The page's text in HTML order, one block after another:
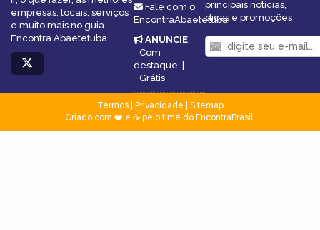
empresas, locais, serviços
e muito mais no guia
Encontra Abaetetuba.
Fale com o
EncontraAbaetetuba
ANUNCIE:
Com
destaque |
Grátis
principais notícias,
dicas e promoções
Termos| Privacidade
Sitemap
Criado com ❤️ e ☕ pelo time do EncontraBrasil